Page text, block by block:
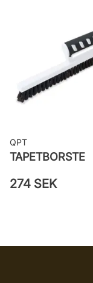
väggen
QPT
TAPETBORSTE
274 SEK